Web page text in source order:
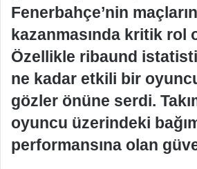
Fenerbahçe’nin
kazanmasında kritik rol
Özellikle ribaund
ne kadar etkili bir
gözler önüne serdi.
oyuncu üzerindeki
performansına olan